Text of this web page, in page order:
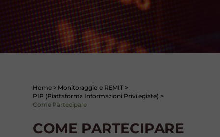
Home > Monitoraggio e REMIT >
PIP (Piattaforma Informazioni Privilegiate) >
Come Partecipare
COME PARTECIPARE